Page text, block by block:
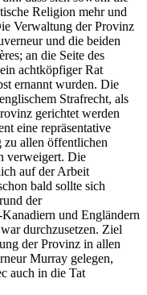
Religion mehr und
Verwaltung der Provinz
und die beiden
an die Seite des
achtköpfiger Rat
ernannt wurden. Die
Strafrecht, als
gerichtet werden
eine repräsentative
allen öffentlichen
verweigert. Die
auf der Arbeit
bald sollte sich
der
und Engländern
durchzusetzen. Ziel
der Provinz in allen
Murray gelegen,
auch in die Tat